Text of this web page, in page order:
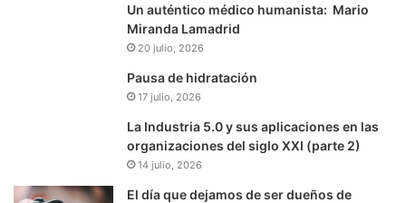
Un auténtico médico humanista: Mario
Miranda Lamadrid
20 julio, 2026
Pausa de hidratación
17 julio, 2026
La Industria 5.0 y sus aplicaciones en las
organizaciones del siglo XXI (parte 2)
14 julio, 2026
El día que dejamos de ser dueños de